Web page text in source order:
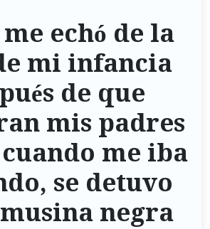
echó de la
mi infancia
de que
mis padres
cuando me iba
se detuvo
negra